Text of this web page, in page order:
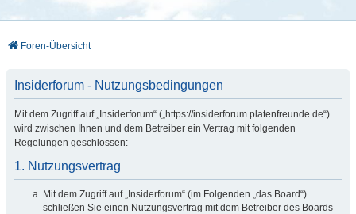
Foren-Übersicht
Insiderforum - Nutzungsbedingungen
Mit dem Zugriff auf „Insiderforum“ („https://insiderforum.platenfreunde.de“)
wird zwischen Ihnen und dem Betreiber ein Vertrag mit folgenden
Regelungen geschlossen:
1. Nutzungsvertrag
Mit dem Zugriff auf „Insiderforum“ (im Folgenden „das Board“)
schließen Sie einen Nutzungsvertrag mit dem Betreiber des Boards